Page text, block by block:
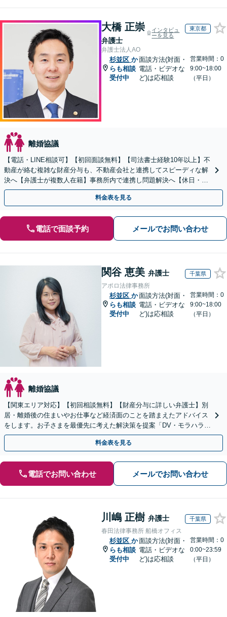
大橋 正崇
弁護士
インタビュ
ーを見る
東京都
弁護士法人AO
杉並区 か
らも相談
受付中
面談方法(対面・
電話・ビデオな
ど)は応相談
営業時間：0
9:00~18:00
（平日）
離婚協議
【電話・LINE相談可】【初回面談無料】【司法書士経験10年以上】不
動産が絡む複雑な財産分与も、不動産会社と連携してスピーディな解
決へ【弁護士が複数人在籍】事務所内で連携し問題解決へ【休日・夜
間面談可】【子連れ相談可】【虎ノ門駅1分】
料金表を見る
電話で面談予約 メールでお問い合わせ
関谷 恵美 弁護士 千葉県
アポロ法律事務所
杉並区 か
らも相談
受付中
面談方法(対面・
電話・ビデオな
ど)は応相談
営業時間：0
9:00~18:00
（平日）
離婚協議
【関東エリア対応】【初回相談無料】【財産分与に詳しい弁護士】別
居・離婚後の住まいやお仕事など経済面のことを踏まえたアドバイス
をします。お子さまを最優先に考えた解決策を提案「DV・モラハラに
悩む方を徹底サポート」【完全個室】【休日夜間面談可】
料金表を見る
電話でお問い合わせ メールでお問い合わせ
川嶋 正樹 弁護士 千葉県
春田法律事務所 船橋オフィス
杉並区 か
らも相談
受付中
面談方法(対面・
電話・ビデオな
ど)は応相談
営業時間：0
0:00~23:59
（平日）